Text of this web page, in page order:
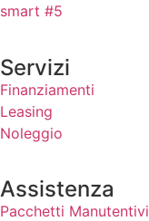
smart #5
Servizi
Finanziamenti
Leasing
Noleggio
Assistenza
Pacchetti Manutentivi